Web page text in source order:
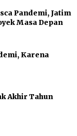
Pandemi, Jatim
Masa Depan
Karena
Akhir Tahun